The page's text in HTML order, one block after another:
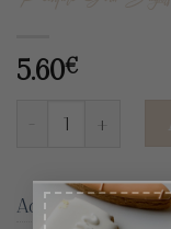
5.60€
Peinture Gold
Add to wishlist